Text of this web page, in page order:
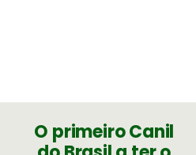
O primeiro Canil